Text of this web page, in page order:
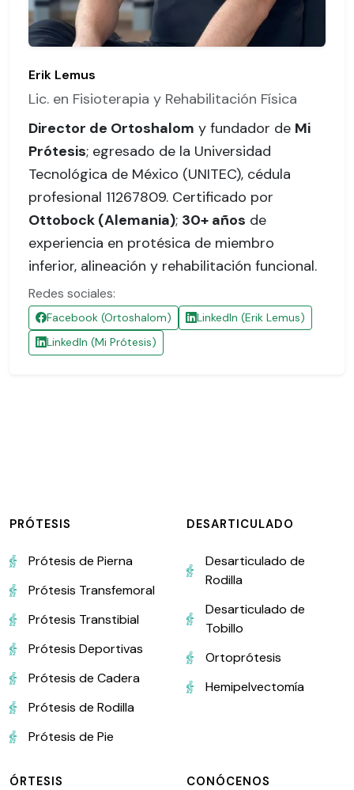
Erik Lemus
Lic. en Fisioterapia y Rehabilitación Física
Director de Ortoshalom y fundador de Mi
Prótesis; egresado de la Universidad
Tecnológica de México (UNITEC), cédula
profesional 11267809. Certificado por
Ottobock (Alemania); 30+ años de
experiencia en protésica de miembro
inferior, alineación y rehabilitación funcional.
Redes sociales:
Facebook (Ortoshalom)
LinkedIn (Erik Lemus)
LinkedIn (Mi Prótesis)
PRÓTESIS
Prótesis de Pierna
Prótesis Transfemoral
Prótesis Transtibial
Prótesis Deportivas
Prótesis de Cadera
Prótesis de Rodilla
Prótesis de Pie
DESARTICULADO
Desarticulado de
Rodilla
Desarticulado de
Tobillo
Ortoprótesis
Hemipelvectomía
ÓRTESIS CONÓCENOS